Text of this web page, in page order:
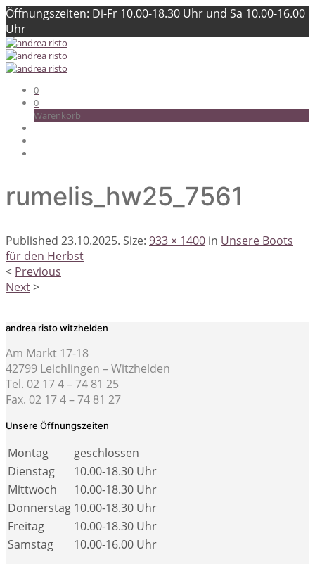
Öffnungszeiten: Di-Fr 10.00-18.30 Uhr und Sa 10.00-16.00
Uhr
0
0
Warenkorb
rumelis_hw25_7561
Published 23.10.2025. Size: 933 × 1400 in Unsere Boots
für den Herbst
< Previous
Next>
andrea risto witzhelden
Am Markt 17-18
42799 Leichlingen – Witzhelden
Tel. 02 17 4 – 74 81 25
Fax. 02 17 4 – 74 81 27
Unsere Öffnungszeiten
Montag
geschlossen
Dienstag
10.00-18.30 Uhr
Mittwoch
10.00-18.30 Uhr
Donnerstag 10.00-18.30 Uhr
Freitag
10.00-18.30 Uhr
Samstag
10.00-16.00 Uhr